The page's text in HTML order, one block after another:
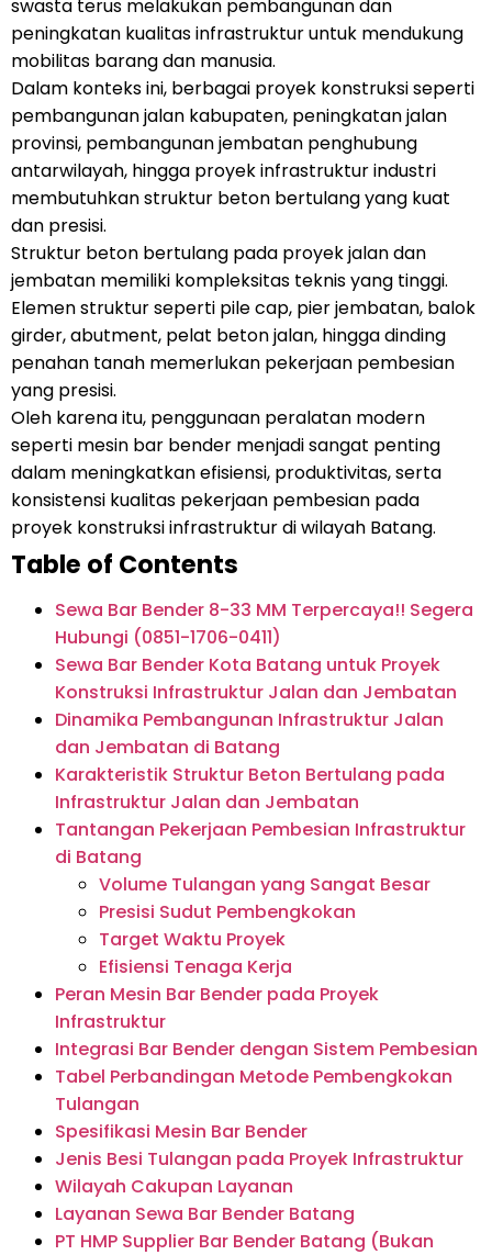
swasta terus melakukan pembangunan dan
peningkatan kualitas infrastruktur untuk mendukung
mobilitas barang dan manusia.
Dalam konteks ini, berbagai proyek konstruksi seperti
pembangunan jalan kabupaten, peningkatan jalan
provinsi, pembangunan jembatan penghubung
antarwilayah, hingga proyek infrastruktur industri
membutuhkan struktur beton bertulang yang kuat
dan presisi.
Struktur beton bertulang pada proyek jalan dan
jembatan memiliki kompleksitas teknis yang tinggi.
Elemen struktur seperti pile cap, pier jembatan, balok
girder, abutment, pelat beton jalan, hingga dinding
penahan tanah memerlukan pekerjaan pembesian
yang presisi.
Oleh karena itu, penggunaan peralatan modern
seperti mesin bar bender menjadi sangat penting
dalam meningkatkan efisiensi, produktivitas, serta
konsistensi kualitas pekerjaan pembesian pada
proyek konstruksi infrastruktur di wilayah Batang.
Table of Contents
Sewa Bar Bender 8-33 MM Terpercaya!! Segera
Hubungi (0851-1706-0411)
Sewa Bar Bender Kota Batang untuk Proyek
Konstruksi Infrastruktur Jalan dan Jembatan
Dinamika Pembangunan Infrastruktur Jalan
dan Jembatan di Batang
Karakteristik Struktur Beton Bertulang pada
Infrastruktur Jalan dan Jembatan
Tantangan Pekerjaan Pembesian Infrastruktur
di Batang
Volume Tulangan yang Sangat Besar
Presisi Sudut Pembengkokan
Target Waktu Proyek
Efisiensi Tenaga Kerja
Peran Mesin Bar Bender pada Proyek
Infrastruktur
Integrasi Bar Bender dengan Sistem Pembesian
Tabel Perbandingan Metode Pembengkokan
Tulangan
Spesifikasi Mesin Bar Bender
Jenis Besi Tulangan pada Proyek Infrastruktur
Wilayah Cakupan Layanan
Layanan Sewa Bar Bender Batang
PT HMP Supplier Bar Bender Batang (Bukan